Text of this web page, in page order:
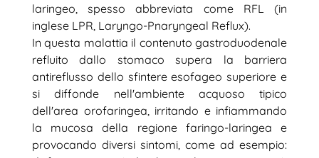
laringeo, spesso abbreviata come RFL (in
inglese LPR, Laryngo-Pnaryngeal Reflux).
In questa malattia il contenuto gastroduodenale
refluito dallo stomaco supera la barriera
antireflusso dello sfintere esofageo superiore e
si diffonde nell'ambiente acquoso tipico
dell'area orofaringea, irritando e infiammando
la mucosa della regione faringo-laringea e
provocando diversi sintomi, come ad esempio: